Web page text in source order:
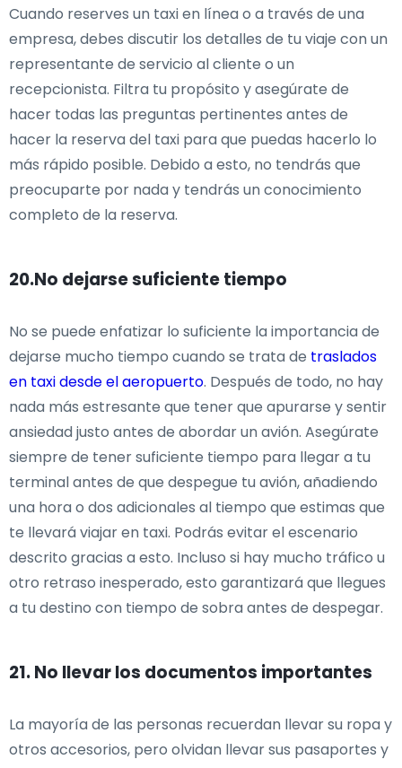
Cuando reserves un taxi en línea o a través de una
empresa, debes discutir los detalles de tu viaje con un
representante de servicio al cliente o un
recepcionista. Filtra tu propósito y asegúrate de
hacer todas las preguntas pertinentes antes de
hacer la reserva del taxi para que puedas hacerlo lo
más rápido posible. Debido a esto, no tendrás que
preocuparte por nada y tendrás un conocimiento
completo de la reserva.
20.No dejarse suficiente tiempo
No se puede enfatizar lo suficiente la importancia de
dejarse mucho tiempo cuando se trata de traslados
en taxi desde el aeropuerto. Después de todo, no hay
nada más estresante que tener que apurarse y sentir
ansiedad justo antes de abordar un avión. Asegúrate
siempre de tener suficiente tiempo para llegar a tu
terminal antes de que despegue tu avión, añadiendo
una hora o dos adicionales al tiempo que estimas que
te llevará viajar en taxi. Podrás evitar el escenario
descrito gracias a esto. Incluso si hay mucho tráfico u
otro retraso inesperado, esto garantizará que llegues
a tu destino con tiempo de sobra antes de despegar.
21. No llevar los documentos importantes
La mayoría de las personas recuerdan llevar su ropa y
otros accesorios, pero olvidan llevar sus pasaportes y